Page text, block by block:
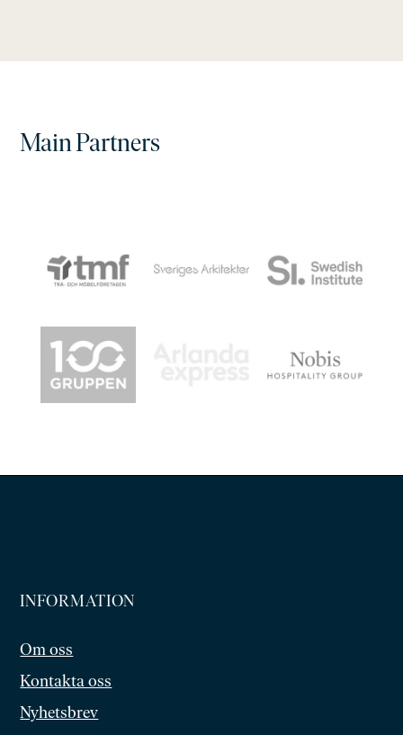
Main Partners
INFORMATION
Om oss
Kontakta oss
Nyhetsbrev